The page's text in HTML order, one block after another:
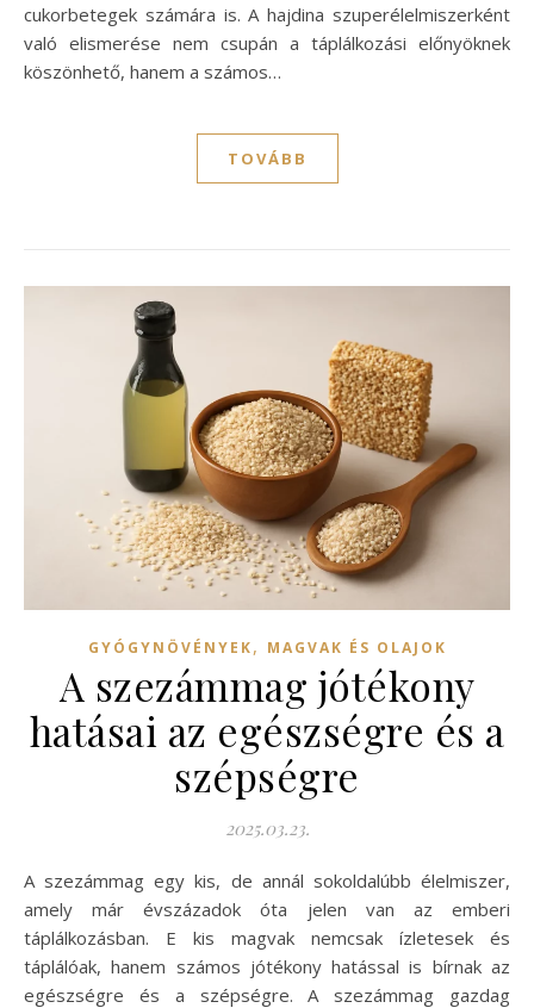
cukorbetegek számára is. A hajdina szuperélelmiszerként
való elismerése nem csupán a táplálkozási előnyöknek
köszönhető, hanem a számos…
TOVÁBB
GYÓGYNÖVÉNYEK, MAGVAK ÉS OLAJOK
A szezámmag jótékony
hatásai az egészségre és a
szépségre
2025.03.23.
A szezámmag egy kis, de annál sokoldalúbb élelmiszer,
amely már évszázadok óta jelen van az emberi
táplálkozásban. E kis magvak nemcsak ízletesek és
táplálóak, hanem számos jótékony hatással is bírnak az
egészségre és a szépségre. A szezámmag gazdag